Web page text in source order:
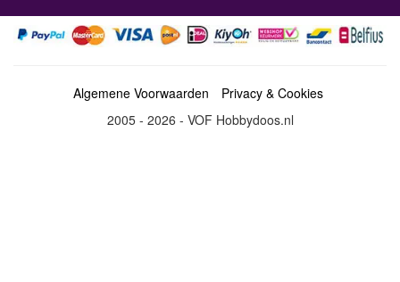
Algemene Voorwaarden
Privacy & Cookies
2005 - 2026 - VOF Hobbydoos.nl